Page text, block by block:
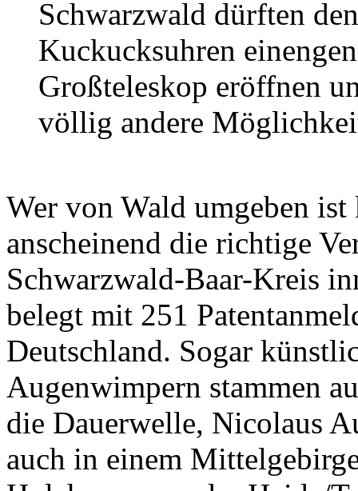
Schwarzwald dürften
Kuckucksuhren
Großteleskop eröffnen
völlig andere
Wer von Wald umgeben
anscheinend die richtige
Schwarzwald-Baar-Kreis
belegt mit 251
Deutschland. Sogar
Augenwimpern stammen
die Dauerwelle, Nicolaus
auch in einem